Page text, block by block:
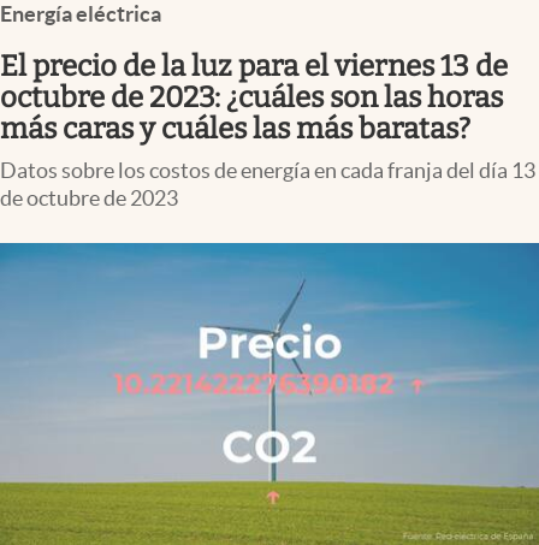
Energía eléctrica
El precio de la luz para el viernes 13 de
octubre de 2023: ¿cuáles son las horas
más caras y cuáles las más baratas?
Datos sobre los costos de energía en cada franja del día 13
de octubre de 2023